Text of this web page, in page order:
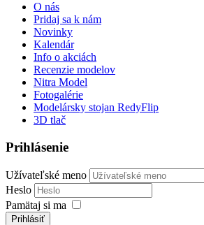
O nás
Pridaj sa k nám
Novinky
Kalendár
Info o akciách
Recenzie modelov
Nitra Model
Fotogalérie
Modelársky stojan RedyFlip
3D tlač
Prihlásenie
Užívateľské meno
Heslo
Pamätaj si ma
Prihlásiť